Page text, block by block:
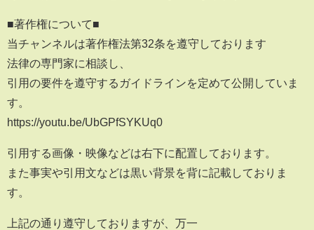
■著作権について■
当チャンネルは著作権法第32条を遵守しております
法律の専門家に相談し、
引用の要件を遵守するガイドラインを定めて公開していま
す。
https://youtu.be/UbGPfSYKUq0
引用する画像・映像などは右下に配置しております。
また事実や引用文などは黒い背景を背に記載しておりま
す。
上記の通り遵守しておりますが、万一